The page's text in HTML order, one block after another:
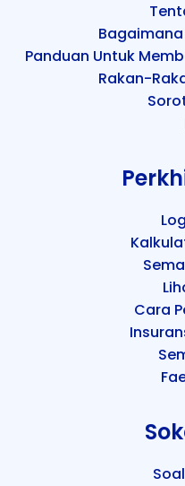
Bagaimana
Panduan Untuk
Rakan-
Cara